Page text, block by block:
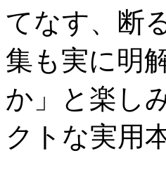
てなす、断
集も実に明
か」と楽し
クトな実用